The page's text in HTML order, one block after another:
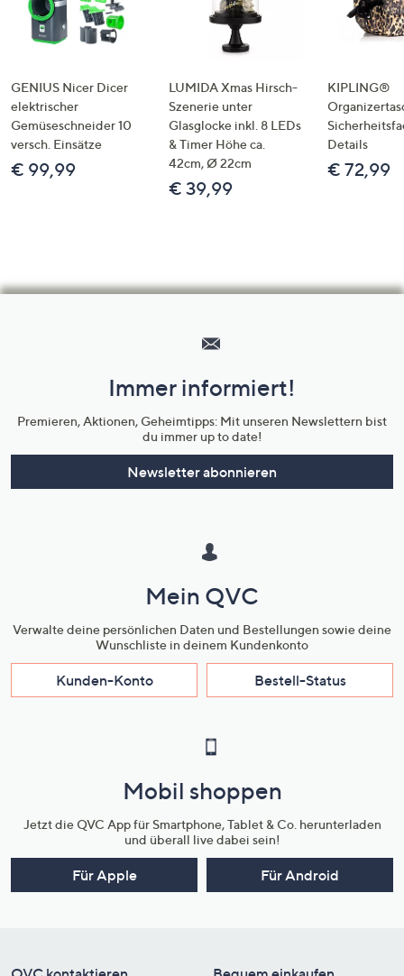
GENIUS Nicer Dicer
elektrischer
Gemüseschneider 10
versch. Einsätze
€ 99,99
LUMIDA Xmas Hirsch-
Szenerie unter
Glasglocke inkl. 8 LEDs
& Timer Höhe ca.
42cm, Ø 22cm
€ 39,99
KIPLING®
Details
€ 72,99
Unternehmensinformationen
Immer informiert!
Premieren, Aktionen, Geheimtipps: Mit unseren Newslettern bist
du immer up to date!
Newsletter abonnieren
Mein QVC
Verwalte deine persönlichen Daten und Bestellungen sowie deine
Wunschliste in deinem Kundenkonto
Kunden-Konto Bestell-Status
Mobil shoppen
Jetzt die QVC App für Smartphone, Tablet & Co. herunterladen
und überall live dabei sein!
Für Apple Für Android